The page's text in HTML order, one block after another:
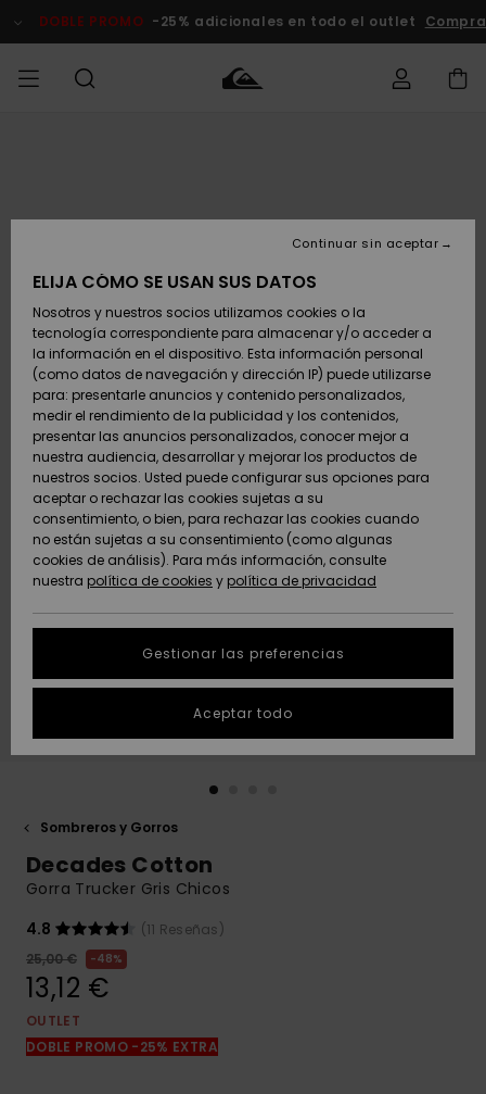
del
DOBLE PROMO -25% adicionales en todo el outlet
Zapatos y
chanclas
Surf
Snow
Novedades
Destacados
Zapatos y
chanclas
Surf
Snow
Novedades
Destacados
Destacados
Snow
SURF
Highlights
Comunidad
SNOW
Snow Niños
Tienda
Snow Mujer
Destacados
Comunidad
DOBLE
PROMO
Outlet
Mujer
AYUDA &
CONTACTO
Envio
Devoluciones
Pago
Tarjeta de
regalo
Quiksilver
Freedom
Protección de
datos
personales
Inicia una
conversación
más rápida a
conversación
respuestas a
las preguntas
formulario de
contacto.
SOSTENIBILIDAD
Sombreros y Gorros
Decades Cotton
Gorra Trucker Gris Chicos
4.8
(11 Reseñas)
25,00 €
48%
13,12 €
OUTLET
DOBLE PROMO -25% EXTRA
ELIJA CÓMO SE USAN SUS DATOS
Nosotros y nuestros socios utilizamos cookies o la
tecnología correspondiente para almacenar y/o acceder a
la información en el dispositivo. Esta información personal
(como datos de navegación y dirección IP) puede utilizarse
para: presentarle anuncios y contenido personalizados,
medir el rendimiento de la publicidad y los contenidos,
presentar las anuncios personalizados, conocer mejor a
nuestra audiencia, desarrollar y mejorar los productos de
nuestros socios. Usted puede configurar sus opciones para
aceptar o rechazar las cookies sujetas a su
consentimiento, o bien, para rechazar las cookies cuando
no están sujetas a su consentimiento (como algunas
cookies de análisis). Para más información, consulte
nuestra política de cookies y política de privacidad
Gestionar las preferencias
Continuar sin aceptar
Aceptar todo